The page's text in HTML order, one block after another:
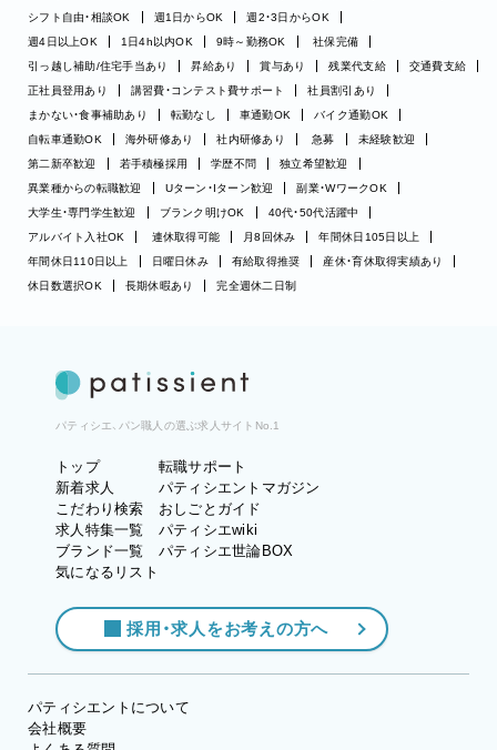
シフト自由・相談OK
週1日からOK
週2・3日からOK
週4日以上OK
1日4h以内OK 9時～勤務OK
社保完備
引っ越し補助/住宅手当あり
昇給あり 賞与あり 残業代支給
交通費支給
正社員登用あり
講習費・コンテスト費サポート
社員割引あり
まかない・食事補助あり
転勤なし 車通勤OK
バイク通勤OK
自転車通勤OK
海外研修あり 社内研修あり 急募
未経験歓迎
第二新卒歓迎
若手積極採用 学歴不問
独立希望歓迎
異業種からの転職歓迎
Uターン・Iターン歓迎
副業・WワークOK
大学生・専門学生歓迎
ブランク明けOK
40代・50代活躍中
アルバイト入社OK
連休取得可能 月8回休み
年間休日105日以上
年間休日110日以上
日曜日休み 有給取得推奨
産休・育休取得実績あり
休日数選択OK
長期休暇あり 完全週休二日制
パティシエ、パン職人の選ぶ求人サイトNo.1
トップ
新着求人
こだわり検索
求人特集一覧
ブランド一覧
気になるリスト
転職サポート
パティシエントマガジン
おしごとガイド
パティシエwiki
パティシエ世論BOX
採用・求人をお考えの方へ
パティシエントについて
会社概要